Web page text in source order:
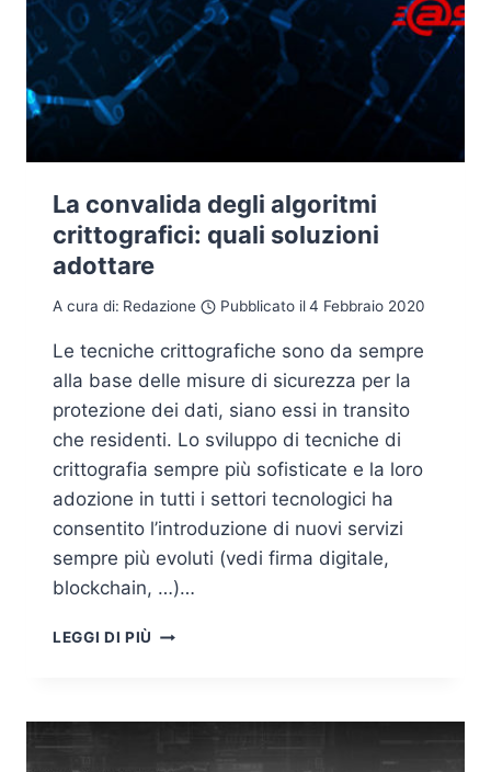
La convalida degli algoritmi
crittografici: quali soluzioni
adottare
A cura di: Redazione Pubblicato il4 Febbraio 2020
Le tecniche crittografiche sono da sempre
alla base delle misure di sicurezza per la
protezione dei dati, siano essi in transito
che residenti. Lo sviluppo di tecniche di
crittografia sempre più sofisticate e la loro
adozione in tutti i settori tecnologici ha
consentito l’introduzione di nuovi servizi
sempre più evoluti (vedi firma digitale,
blockchain, …)…
LEGGI DI PIÙ LA
CRITTOGRAFICI: